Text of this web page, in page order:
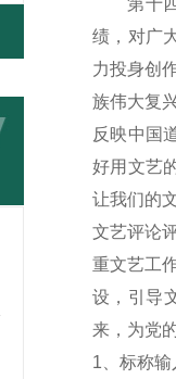
第十四
绩，对广
力投身创
族伟大复
反映中国
好用文艺
让我们的
文艺评论
重文艺工
设，引导
来，为党
1 、标称